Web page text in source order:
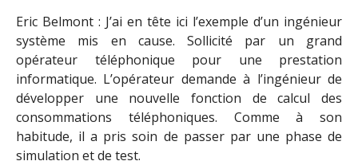
Eric Belmont : J’ai en tête ici l’exemple d’un ingénieur
système mis en cause. Sollicité par un grand
opérateur téléphonique pour une prestation
informatique. L’opérateur demande à l’ingénieur de
développer une nouvelle fonction de calcul des
consommations téléphoniques. Comme à son
habitude, il a pris soin de passer par une phase de
simulation et de test.